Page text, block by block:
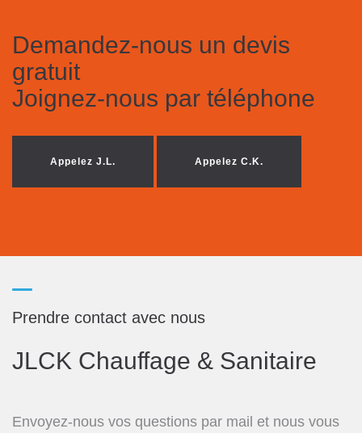
Demandez-nous un devis
gratuit
Joignez-nous par téléphone
Appelez J.L. Appelez C.K.
Prendre contact avec nous
JLCK Chauffage & Sanitaire
Envoyez-nous vos questions par mail et nous vous